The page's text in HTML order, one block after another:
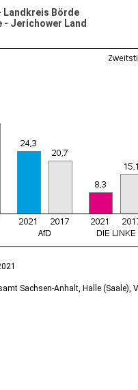
Landkreis Börde
- Jerichower Land
Sachsen-Anhalt, Halle (Saale),